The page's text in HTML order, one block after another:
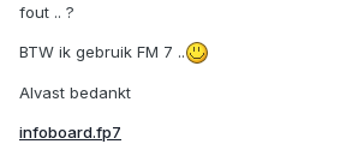
fout .. ?
BTW ik gebruik FM 7 ..
Alvast bedankt
infoboard.fp7